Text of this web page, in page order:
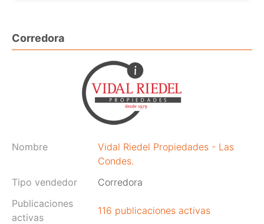
Corredora
Nombre
Vidal Riedel Propiedades - Las
Condes.
Tipo vendedor
Corredora
Publicaciones
activas
116 publicaciones activas